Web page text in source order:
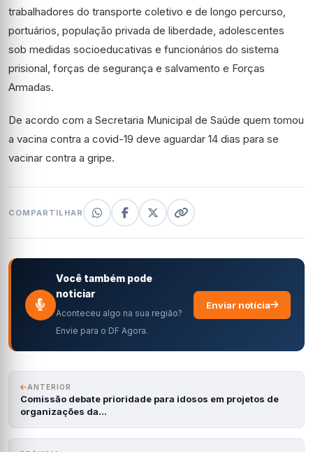
trabalhadores do transporte coletivo e de longo percurso,
portuários, população privada de liberdade, adolescentes
sob medidas socioeducativas e funcionários do sistema
prisional, forças de segurança e salvamento e Forças
Armadas.
De acordo com a Secretaria Municipal de Saúde quem tomou
a vacina contra a covid-19 deve aguardar 14 dias para se
vacinar contra a gripe.
COMPARTILHAR
Você também pode
noticiar
Aconteceu algo na sua região?
Envie para o DF Agora.
Enviar notícia
ANTERIOR
Comissão debate prioridade para idosos em projetos de
organizações da…